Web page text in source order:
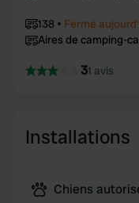
138
Fermé
Aires de camping-
31 avis
Installations
Chiens